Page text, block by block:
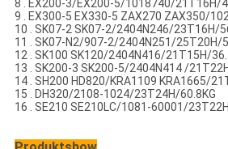
8 . EX200-3/EX200-5/1018740/21T16H/
9 . EX300-5 EX330-5 ZAX270 ZAX350/
10 . SK07-2 SK07-2/2404N246/23T16H/
11 . SK07-N2/907-2/2404N251/25T20H/
12 . SK100 SK120/2404N416/21T15H/
13 . SK200-3 SK200-5/2404N414 /
14 . SH200 HD820/KRA1109 KRA1665/
15 . DH320/2108-1024/23T24H/60.8KG
16 . SE210 SE210LC/1081-60001/